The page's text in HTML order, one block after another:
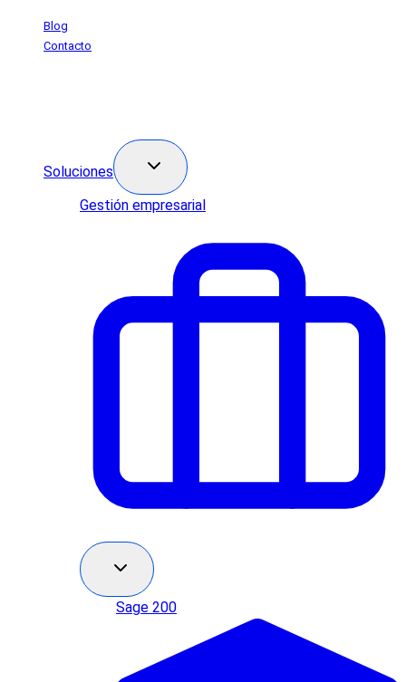
SaltarBlog
Contacto
Soluciones
Gestión empresarial
Sage 200